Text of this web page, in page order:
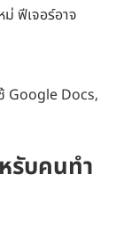
ฟีเจอร์อาจ
Google Docs,
รับคนทำ